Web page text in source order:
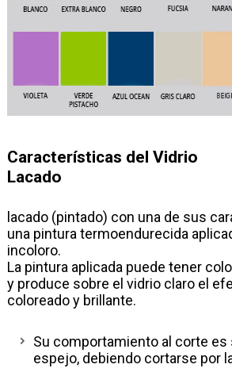
Características del Vidrio
Lacado
lacado (pintado) con una de sus
una pintura termoendurecida
incoloro.
La pintura aplicada puede tener
y produce sobre el vidrio claro el
coloreado y brillante.
Su comportamiento al corte es
espejo, debiendo cortarse por